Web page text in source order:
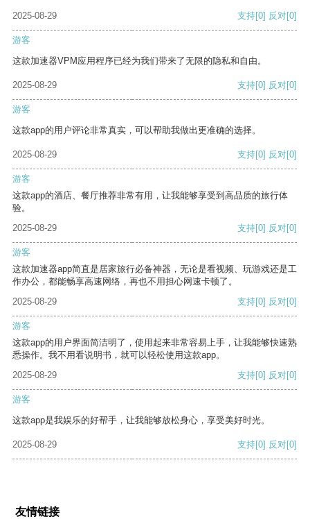
2025-08-29 支持[0] 反对[0]
游客
这款加速器VPM应用程序已经为我们带来了无限的隐私和自由。
2025-08-29 支持[0] 反对[0]
游客
这款app的用户评论非常真实，可以帮助我做出更准确的选择。
2025-08-29 支持[0] 反对[0]
游客
这款app的酒店、餐厅推荐非常有用，让我能够享受到高品质的旅行体
验。
2025-08-29
支持[0] 反对[0]
游客
这款加速器app简直是居家旅行必备神器，无论是看视频、玩游戏还是工
作办公，都能畅享高速网络，再也不用担心网速卡顿了。
2025-08-29
支持[0] 反对[0]
游客
这款app的用户界面简洁明了，使用起来非常容易上手，让我能够快速熟
悉操作。我不用看说明书，就可以轻松使用这款app。
2025-08-29
支持[0] 反对[0]
游客
这款app是我娱乐的好帮手，让我能够放松身心，享受美好时光。
2025-08-29 支持[0] 反对[0]
友情链接